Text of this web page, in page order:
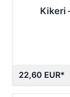
Kikeri
22,60 EUR